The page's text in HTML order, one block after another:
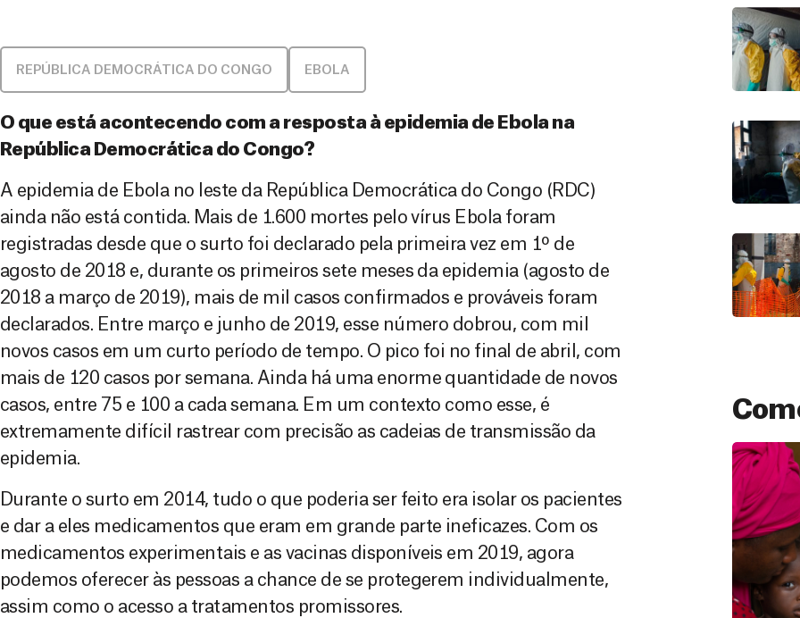
REPÚBLICA DEMOCRÁTICA DO CONGO EBOLA
O que está acontecendo com a resposta à epidemia de Ebola na
República Democrática do Congo?
A epidemia de Ebola no leste da República Democrática do Congo (RDC)
ainda não está contida. Mais de 1.600 mortes pelo vírus Ebola foram
registradas desde que o surto foi declarado pela primeira vez em 1º de
agosto de 2018 e, durante os primeiros sete meses da epidemia (agosto de
2018 a março de 2019), mais de mil casos confirmados e prováveis foram
declarados. Entre março e junho de 2019, esse número dobrou, com mil
novos casos em um curto período de tempo. O pico foi no final de abril, com
mais de 120 casos por semana. Ainda há uma enorme quantidade de novos
casos, entre 75 e 100 a cada semana. Em um contexto como esse, é
extremamente difícil rastrear com precisão as cadeias de transmissão da
epidemia.
Durante o surto em 2014, tudo o que poderia ser feito era isolar os pacientes
e dar a eles medicamentos que eram em grande parte ineficazes. Com os
medicamentos experimentais e as vacinas disponíveis em 2019, agora
podemos oferecer às pessoas a chance de se protegerem individualmente,
assim como o acesso a tratamentos promissores.
Doação